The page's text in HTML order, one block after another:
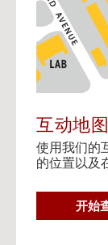
n
t
e
r
t
i
v
e
p
互动地图
使用我们的
的位置以及
G
O
开始